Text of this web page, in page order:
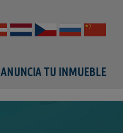
ANUNCIA TU INMUEBLE